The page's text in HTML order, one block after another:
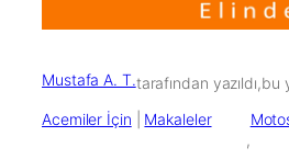
Mustafa A. T.tarafından yazıldı,bu
Acemiler İçin
Makaleler